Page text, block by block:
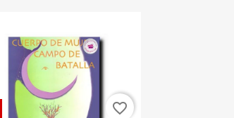
favorite_border